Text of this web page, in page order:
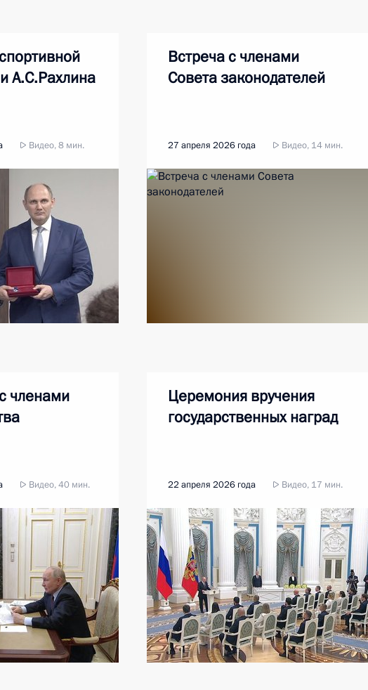
А.С.Рахлина
Видео, 8 мин.
Встреча с членами
Совета законодателей
27 апреля 2026 года Видео, 14 мин.
членами
Видео, 40 мин.
Церемония вручения
государственных наград
22 апреля 2026 года Видео, 17 мин.